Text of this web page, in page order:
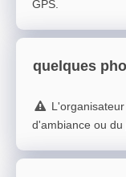
GPS.
quelques
d'ambiance ou du